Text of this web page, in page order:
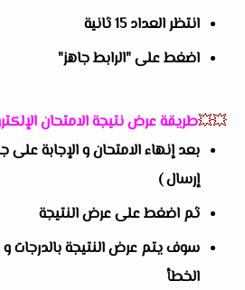
انتظر العداد 15 ثانية
اضغط على "الرابط جاهز"
💥💥طريقة عرض نتيجة الامتحان
بعد إنهاء الامتحان و الإجابة
إرسال )
ثم اضغط على عرض النتيجة
سوف يتم عرض النتيجة بالدرجات
الخطأ